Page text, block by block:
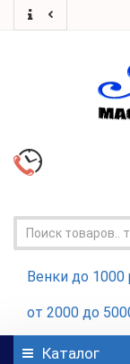
Венки до 1000
от 2000 до
Каталог